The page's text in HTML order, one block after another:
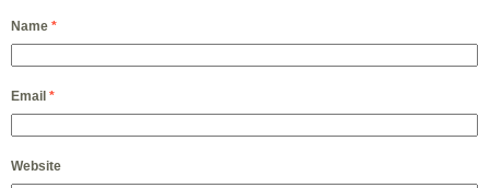
Name *
Email *
Website